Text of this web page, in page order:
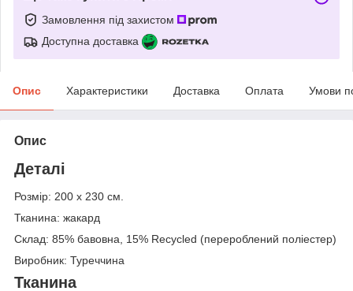
Замовлення під захистом
Доступна доставка
Опис Характеристики Доставка Оплата Умови
Опис
Деталі
Розмір: 200 х 230 см.
Тканина: жакард
Склад: 85% бавовна, 15% Recycled (перероблений поліестер)
Виробник: Туреччина
Тканина